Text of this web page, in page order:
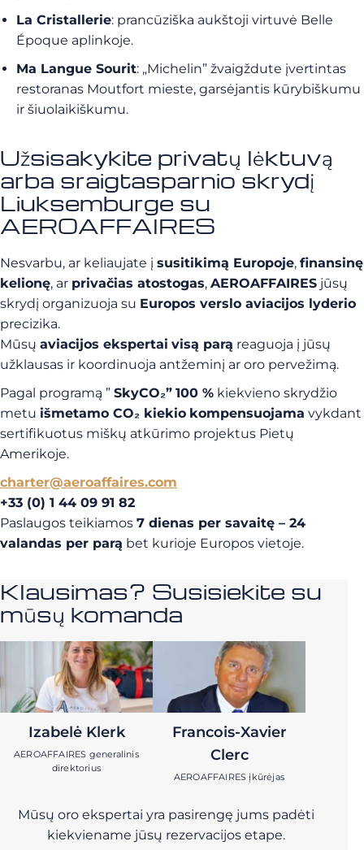
La Cristallerie: prancūziška aukštoji virtuvė Belle
Époque aplinkoje.
Ma Langue Sourit: „Michelin” žvaigždute įvertintas
restoranas Moutfort mieste, garsėjantis kūrybiškumu
ir šiuolaikiškumu.
Užsisakykite privatų lėktuvą
arba sraigtasparnio skrydį
Liuksemburge su
AEROAFFAIRES
Nesvarbu, ar keliaujate į susitikimą Europoje, finansinę
kelionę, ar privačias atostogas, AEROAFFAIRES jūsų
skrydį organizuoja su Europos verslo aviacijos lyderio
precizika.
Mūsų aviacijos ekspertai visą parą reaguoja į jūsų
užklausas ir koordinuoja antžeminį ar oro pervežimą.
Pagal programą ” SkyCO₂” 100 % kiekvieno skrydžio
metu išmetamo CO₂ kiekio kompensuojama vykdant
sertifikuotus miškų atkūrimo projektus Pietų
Amerikoje.
charter@aeroaffaires.com
+33 (0) 1 44 09 91 82
Paslaugos teikiamos 7 dienas per savaitę – 24
valandas per parą bet kurioje Europos vietoje.
Klausimas? Susisiekite su
mūsų komanda
Izabelė Klerk
AEROAFFAIRES generalinis
direktorius
Francois-Xavier
Clerc
AEROAFFAIRES įkūrėjas
Mūsų oro ekspertai yra pasirengę jums padėti
kiekviename jūsų rezervacijos etape.